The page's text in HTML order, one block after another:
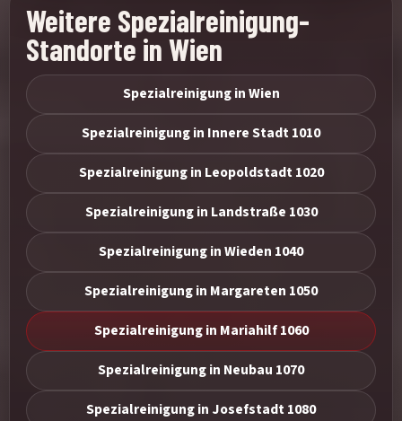
Weitere Spezialreinigung-
Standorte in Wien
Spezialreinigung in Wien
Spezialreinigung in Innere Stadt 1010
Spezialreinigung in Leopoldstadt 1020
Spezialreinigung in Landstraße 1030
Spezialreinigung in Wieden 1040
Spezialreinigung in Margareten 1050
Spezialreinigung in Mariahilf 1060
Spezialreinigung in Neubau 1070
Spezialreinigung in Josefstadt 1080